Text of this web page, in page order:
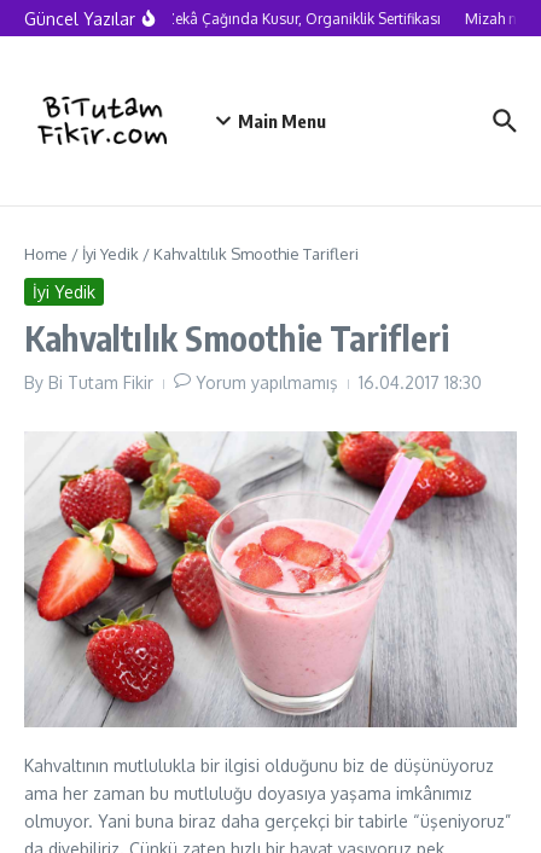
Skip to content
Güncel YazılarYapay Zekâ Çağında Kusur, Organiklik Sertifikası Mizah neden
Main Menu
Home / İyi Yedik / Kahvaltılık Smoothie Tarifleri
İyi Yedik
Kahvaltılık Smoothie Tarifleri
By Bi Tutam Fikir Yorum yapılmamış 16.04.2017 18:30
Kahvaltının mutlulukla bir ilgisi olduğunu biz de düşünüyoruz
ama her zaman bu mutluluğu doyasıya yaşama imkânımız
olmuyor. Yani buna biraz daha gerçekçi bir tabirle “üşeniyoruz”
da diyebiliriz. Çünkü zaten hızlı bir hayat yaşıyoruz pek